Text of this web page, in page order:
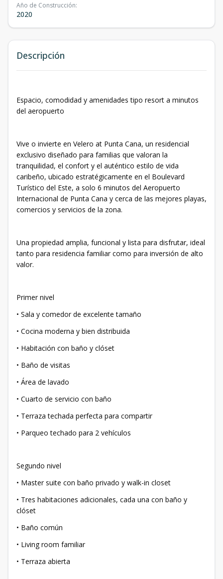
Año de Construcción:
2020
Descripción
Espacio, comodidad y amenidades tipo resort a minutos
del aeropuerto
Vive o invierte en Velero at Punta Cana, un residencial
exclusivo diseñado para familias que valoran la
tranquilidad, el confort y el auténtico estilo de vida
caribeño, ubicado estratégicamente en el Boulevard
Turístico del Este, a solo 6 minutos del Aeropuerto
Internacional de Punta Cana y cerca de las mejores playas,
comercios y servicios de la zona.
Una propiedad amplia, funcional y lista para disfrutar, ideal
tanto para residencia familiar como para inversión de alto
valor.
Primer nivel
• Sala y comedor de excelente tamaño
• Cocina moderna y bien distribuida
• Habitación con baño y clóset
• Baño de visitas
• Área de lavado
• Cuarto de servicio con baño
• Terraza techada perfecta para compartir
• Parqueo techado para 2 vehículos
Segundo nivel
• Master suite con baño privado y walk-in closet
• Tres habitaciones adicionales, cada una con baño y
clóset
• Baño común
• Living room familiar
• Terraza abierta